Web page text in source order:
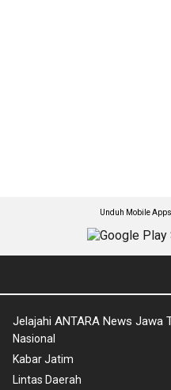
Unduh Mobile
Jelajahi ANTARA News Jawa
Nasional
Kabar Jatim
Lintas Daerah